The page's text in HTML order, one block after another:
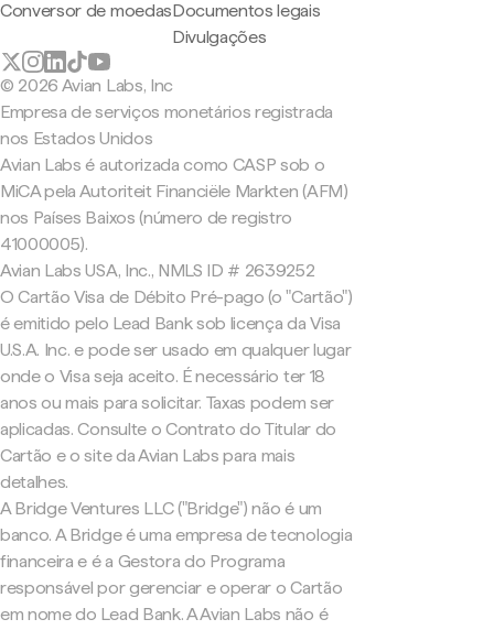
Conversor de moedasDocumentos legais
Divulgações
© 2026 Avian Labs, Inc
Empresa de serviços monetários registrada
nos Estados Unidos
Avian Labs é autorizada como CASP sob o
MiCA pela Autoriteit Financiële Markten (AFM)
nos Países Baixos (número de registro
41000005).
Avian Labs USA, Inc., NMLS ID # 2639252
O Cartão Visa de Débito Pré-pago (o "Cartão")
é emitido pelo Lead Bank sob licença da Visa
U.S.A. Inc. e pode ser usado em qualquer lugar
onde o Visa seja aceito. É necessário ter 18
anos ou mais para solicitar. Taxas podem ser
aplicadas. Consulte o Contrato do Titular do
Cartão e o site da Avian Labs para mais
detalhes.
A Bridge Ventures LLC ("Bridge") não é um
banco. A Bridge é uma empresa de tecnologia
financeira e é a Gestora do Programa
responsável por gerenciar e operar o Cartão
em nome do Lead Bank. A Avian Labs não é